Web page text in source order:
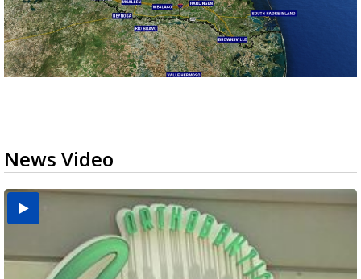
News Video